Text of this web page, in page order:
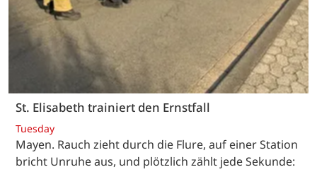
St. Elisabeth trainiert den Ernstfall
Tuesday
Mayen. Rauch zieht durch die Flure, auf einer Station
bricht Unruhe aus, und plötzlich zählt jede Sekunde: